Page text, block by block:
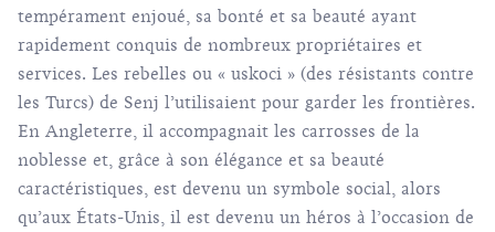
tempérament enjoué, sa bonté et sa beauté ayant
rapidement conquis de nombreux propriétaires et
services. Les rebelles ou « uskoci » (des résistants contre
les Turcs) de Senj l’utilisaient pour garder les frontières.
En Angleterre, il accompagnait les carrosses de la
noblesse et, grâce à son élégance et sa beauté
caractéristiques, est devenu un symbole social, alors
qu’aux États-Unis, il est devenu un héros à l’occasion de